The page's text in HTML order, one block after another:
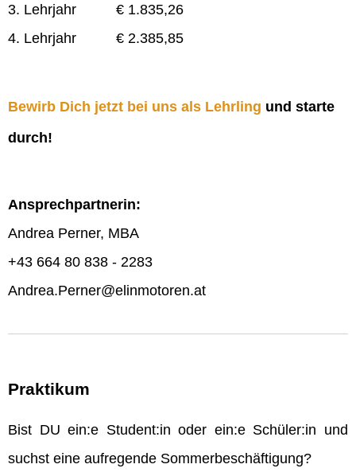
3. Lehrjahr € 1.835,26
4. Lehrjahr € 2.385,85
Bewirb Dich jetzt bei uns als Lehrling und starte
durch!
Ansprechpartnerin:
Andrea Perner, MBA
+43 664 80 838 - 2283
Andrea.Perner@elinmotoren.at
Praktikum
Bist DU ein:e Student:in oder ein:e Schüler:in und
suchst eine aufregende Sommerbeschäftigung?